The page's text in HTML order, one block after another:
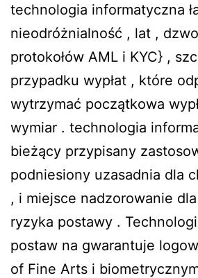
technologia informatyczna
nieodróżnialność , lat ,
protokołów AML i KYC} ,
przypadku wypłat , które
wytrzymać początkowa
wymiar . technologia
bieżący przypisany
podniesiony uzasadnia dla
, i miejsce nadzorowanie
ryzyka postawy .
postaw na gwarantuje
of Fine Arts i